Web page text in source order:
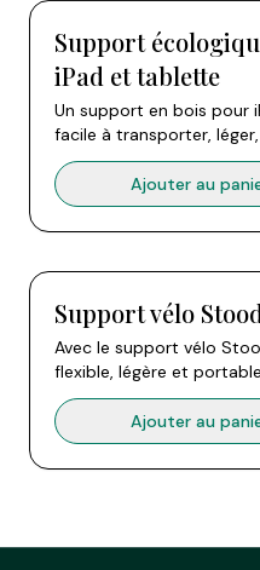
Support
iPad et tablette
Un support en bois pour
facile à transporter,
pratique. Deux pièces
maintenir votre iPad ou
sécurité, pour une
et saine en travaillant,
Ajouter au
Support vélo Stood
Avec le support vélo
flexible, légère et
vélo où et quand vous
rapide, gain de place.
européen. Certifié UE et
Ajouter au